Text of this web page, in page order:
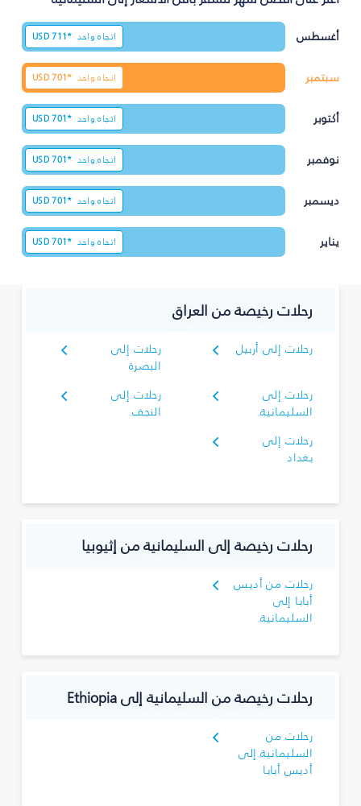
أغسطس اتجاه واحد USD711*
سبتمبر اتجاه واحد USD701*
أكتوبر اتجاه واحد USD701*
نوفمبر اتجاه واحد USD701*
ديسمبر اتجاه واحد USD701*
يناير اتجاه واحد USD701*
رحلات رخيصة من العراق
رحلات إلى أربيل
رحلات إلى
البصرة‎
رحلات إلى
السليمانية‎
رحلات إلى
النجف
رحلات إلى
بغداد
رحلات رخيصة إلى السليمانية‎ من إثيوبيا
رحلات من أديس
أبابا إلى
السليمانية‎
رحلات رخيصة من السليمانية‎ إلى Ethiopia
رحلات من
السليمانية‎ إلى
أديس أبابا